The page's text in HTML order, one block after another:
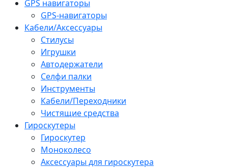
GPS навигаторы
GPS-навигаторы
Кабели/Аксессуары
Стилусы
Игрушки
Автодержатели
Селфи палки
Инструменты
Кабели/Переходники
Чистящие средства
Гироскутеры
Гироскутер
Моноколесо
Аксессуары для гироскутера